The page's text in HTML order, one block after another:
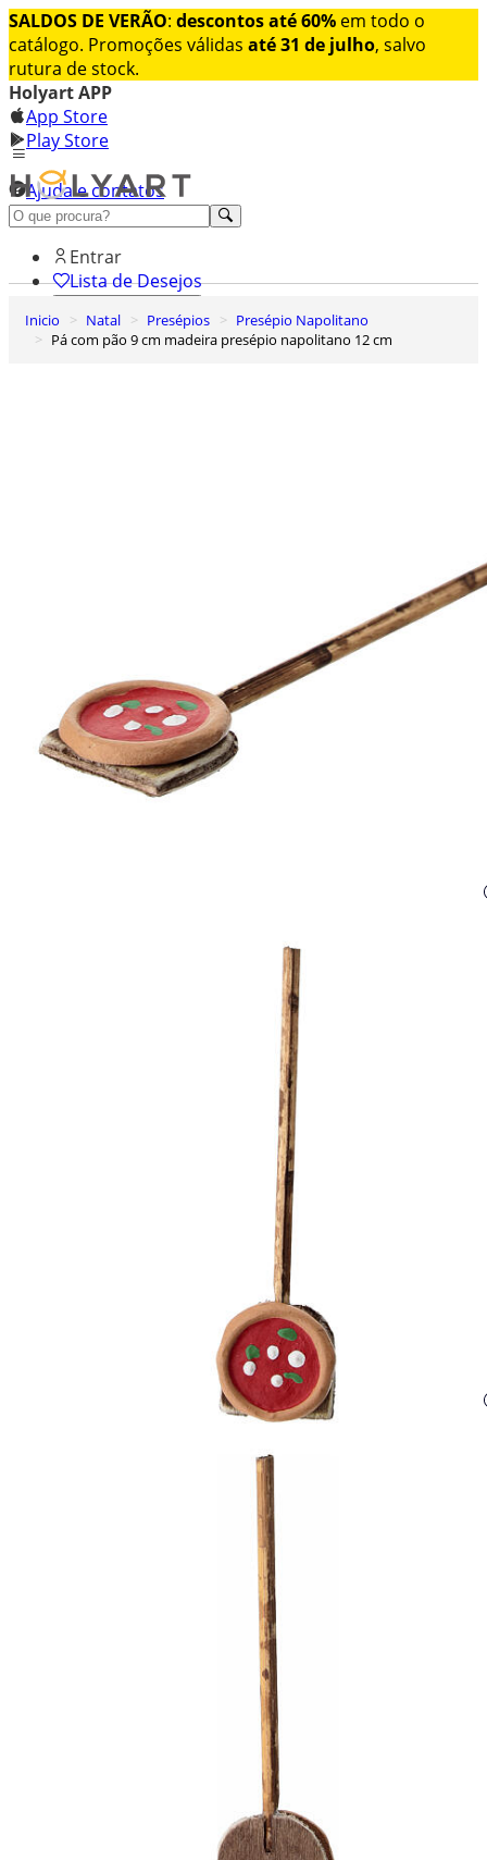
SALDOS DE VERÃO: descontos até 60% em todo o
catálogo. Promoções válidas até 31 de julho, salvo
rutura de stock.
Holyart APP
App Store
Play Store
Ajuda e contatos
Conheça premium
Entrar
Lista de Desejos
Carrinho de Compras
Inicio Natal Presépios
Presépio Napolitano
Pá com pão 9 cm madeira presépio napolitano 12 cm